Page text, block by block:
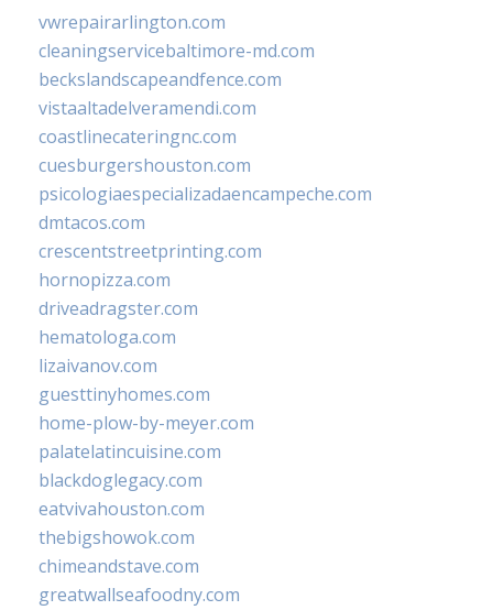
vwrepairarlington.com
cleaningservicebaltimore-md.com
beckslandscapeandfence.com
vistaaltadelveramendi.com
coastlinecateringnc.com
cuesburgershouston.com
psicologiaespecializadaencampeche.com
dmtacos.com
crescentstreetprinting.com
hornopizza.com
driveadragster.com
hematologa.com
lizaivanov.com
guesttinyhomes.com
home-plow-by-meyer.com
palatelatincuisine.com
blackdoglegacy.com
eatvivahouston.com
thebigshowok.com
chimeandstave.com
greatwallseafoodny.com